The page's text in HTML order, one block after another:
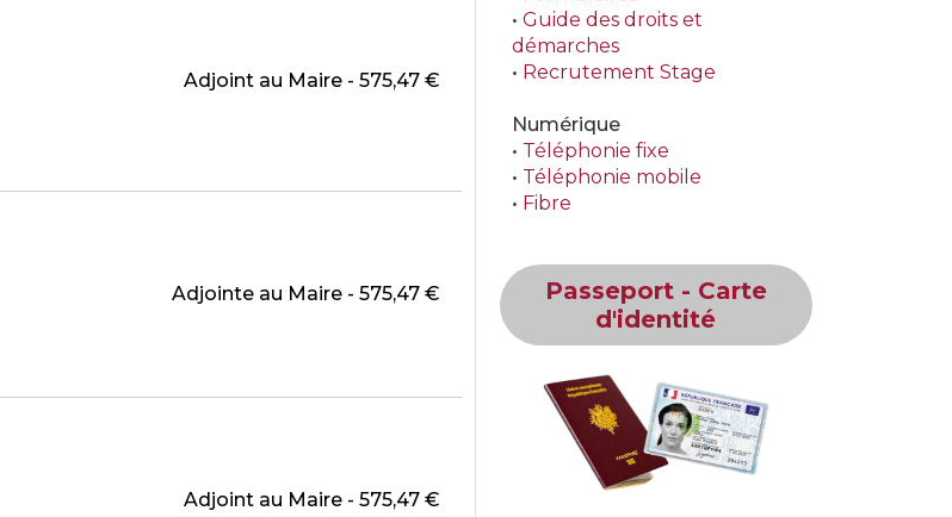
Adjoint au Maire - 575,47 €
Adjointe au Maire - 575,47 €
Adjoint au Maire - 575,47 €
• Guide des droits et
démarches
• Recrutement Stage
Numérique
• Téléphonie fixe
• Téléphonie mobile
• Fibre
Passeport - Carte
d'identité